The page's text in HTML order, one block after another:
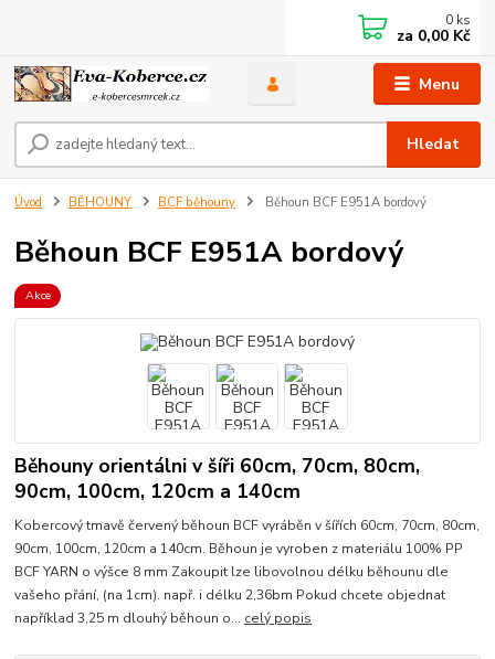
Menu
Hledat
0 ks
za 0,00 Kč
Úvod BĚHOUNY BCF běhouny Běhoun BCF E951A bordový
Běhoun BCF E951A bordový
Akce
Běhouny orientálni v šíři 60cm, 70cm, 80cm,
90cm, 100cm, 120cm a 140cm
Kobercový tmavě červený běhoun BCF vyráběn v šířích 60cm, 70cm, 80cm,
90cm, 100cm, 120cm a 140cm. Běhoun je vyroben z materiálu 100% PP
BCF YARN o výšce 8 mm Zakoupit lze libovolnou délku běhounu dle
vašeho přání, (na 1cm). např. i délku 2,36bm Pokud chcete objednat
například 3,25 m dlouhý běhoun o... celý popis